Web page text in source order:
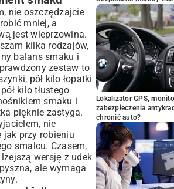
nie oszczędzajcie
mniej, a
jest wieprzowina.
kilka rodzajów,
balans smaku i
zestaw to
pół kilo łopatki
kilo tłustego
smaku i
pięknie zastyga.
nie
jak przy robieniu
smalcu. Czasem,
wersję z udek
ale wymaga
Lokalizator GPS,
zabezpieczenia
chronić auto?